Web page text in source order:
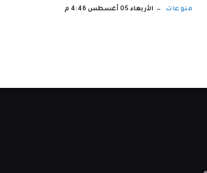
منوعات الأربعاء 05 أغسطس 4:46 م